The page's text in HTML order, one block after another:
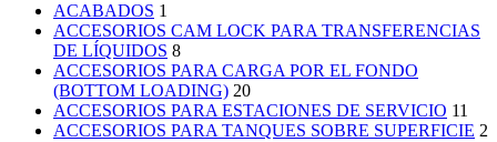
ACABADOS 1
ACCESORIOS CAM LOCK PARA TRANSFERENCIAS
DE LÍQUIDOS 8
ACCESORIOS PARA CARGA POR EL FONDO
(BOTTOM LOADING) 20
ACCESORIOS PARA ESTACIONES DE SERVICIO 11
ACCESORIOS PARA TANQUES SOBRE SUPERFICIE 2